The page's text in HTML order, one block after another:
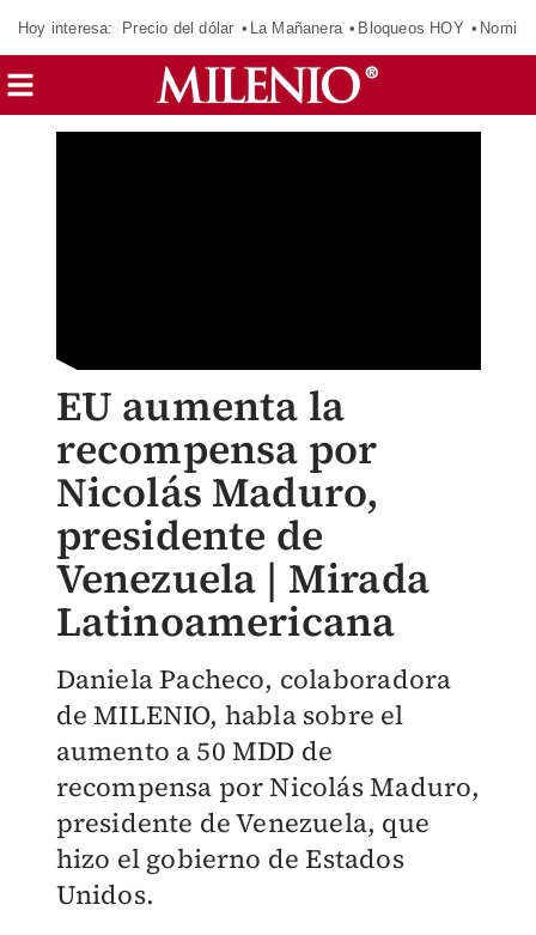
Hoy interesa: Precio del dólar La Mañanera Bloqueos HOY
EU aumenta la
recompensa por
Nicolás Maduro,
presidente de
Venezuela | Mirada
Latinoamericana
Daniela Pacheco, colaboradora
de MILENIO, habla sobre el
aumento a 50 MDD de
recompensa por Nicolás Maduro,
presidente de Venezuela, que
hizo el gobierno de Estados
Unidos.